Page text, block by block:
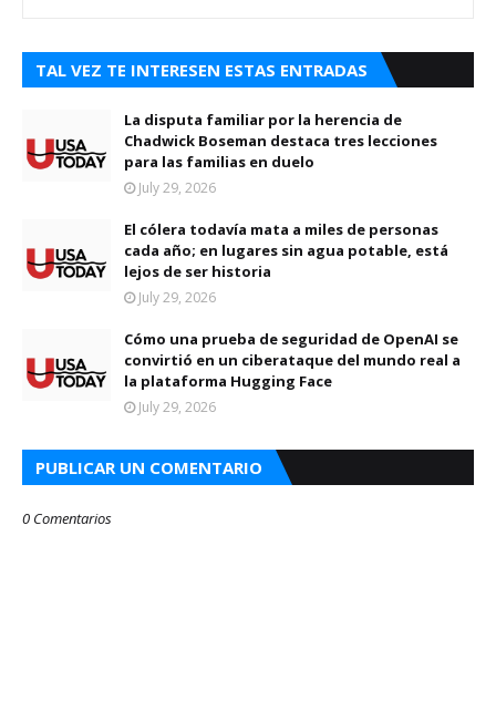
TAL VEZ TE INTERESEN ESTAS ENTRADAS
La disputa familiar por la herencia de
Chadwick Boseman destaca tres lecciones
para las familias en duelo
July 29, 2026
El cólera todavía mata a miles de personas
cada año; en lugares sin agua potable, está
lejos de ser historia
July 29, 2026
Cómo una prueba de seguridad de OpenAI se
convirtió en un ciberataque del mundo real a
la plataforma Hugging Face
July 29, 2026
PUBLICAR UN COMENTARIO
0 Comentarios